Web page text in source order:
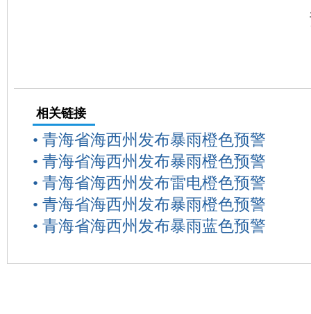
相关链接
• 青海省海西州发布暴雨橙色预警
• 青海省海西州发布暴雨橙色预警
• 青海省海西州发布雷电橙色预警
• 青海省海西州发布暴雨橙色预警
• 青海省海西州发布暴雨蓝色预警